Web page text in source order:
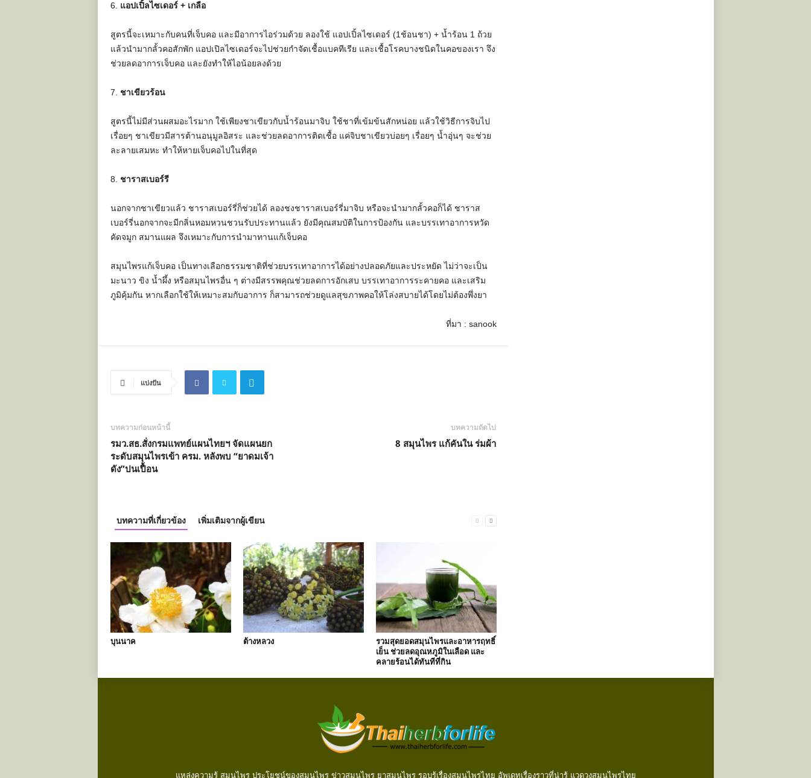
6. แอปเปิ้ลไซเดอร์ + เกลือ
สูตรนี้จะเหมาะกับคนที่เจ็บคอ และมีอาการไอร่วมด้วย ลองใช้ แอปเปิ้ลไซเดอร์ (1ช้อนชา) + น้ำร้อน 1 ถ้วย
แล้วนำมากลั้วคอสักพัก แอปเปิลไซเดอร์จะไปช่วยกำจัดเชื้อแบคทีเรีย และเชื้อโรคบางชนิดในคอของเรา จึง
ช่วยลดอาการเจ็บคอ และยังทำให้ไอน้อยลงด้วย
7. ชาเขียวร้อน
สูตรนี้ไม่มีส่วนผสมอะไรมาก ใช้เพียงชาเขียวกับน้ำร้อนมาจิบ ใช้ชาที่เข้มข้นสักหน่อย แล้วใช้วิธีการจิบไป
เรื่อยๆ ชาเขียวมีสารต้านอนุมูลอิสระ และช่วยลดอาการติดเชื้อ แค่จิบชาเขียวบ่อยๆ เรื่อยๆ น้ำอุ่นๆ จะช่วย
ละลายเสมหะ ทำให้หายเจ็บคอไปในที่สุด
8. ชาราสเบอร์รี
นอกจากชาเขียวแล้ว ชาราสเบอร์รี่ก็ช่วยได้ ลองชงชาราสเบอร์รี่มาจิบ หรือจะนำมากลั้วคอก็ได้ ชาราส
เบอร์รี่นอกจากจะมีกลิ่นหอมหวนชวนรับประทานแล้ว ยังมีคุณสมบัติในการป้องกัน และบรรเทาอาการหวัด
คัดจมูก สมานแผล จึงเหมาะกับการนำมาทานแก้เจ็บคอ
สมุนไพรแก้เจ็บคอ เป็นทางเลือกธรรมชาติที่ช่วยบรรเทาอาการได้อย่างปลอดภัยและประหยัด ไม่ว่าจะเป็น
มะนาว ขิง น้ำผึ้ง หรือสมุนไพรอื่น ๆ ต่างมีสรรพคุณช่วยลดการอักเสบ บรรเทาอาการระคายคอ และเสริม
ภูมิคุ้มกัน หากเลือกใช้ให้เหมาะสมกับอาการ ก็สามารถช่วยดูแลสุขภาพคอให้โล่งสบายได้โดยไม่ต้องพึ่งยา
ที่มา : sanook
แบ่งปัน
บทความก่อนหน้านี้
รมว.สธ.สั่งกรมแพทย์แผนไทยฯ จัดแผนยก
ระดับสมุนไพรเข้า ครม. หลังพบ “ยาดมเจ้า
ดัง”ปนเปื้อน
บทความถัดไป
8 สมุนไพร แก้คันใน ร่มผ้า
บทความที่เกี่ยวข้อง เพิ่มเติมจากผู้เขียน
บุนนาค ต้างหลวง
รวมสุดยอดสมุนไพรและอาหารฤทธิ์
เย็น ช่วยลดอุณหภูมิในเลือด และ
คลายร้อนได้ทันทีที่กิน
แหล่งความรู้ สมุนไพร ประโยชน์ของสมุนไพร ข่าวสมุนไพร ยาสมุนไพร รอบรู้เรื่องสมุนไพรไทย อัพเดทเรื่องราวที่น่ารู้ แวดวงสมุนไพรไทย